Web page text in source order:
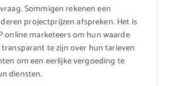
Sommigen rekenen een
projectprijzen afspreken. Het is
online marketeers om hun waarde
te zijn over hun tarieven
om een eerlijke vergoeding te
diensten.